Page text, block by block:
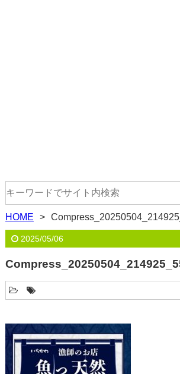
HOME
2025/05/06